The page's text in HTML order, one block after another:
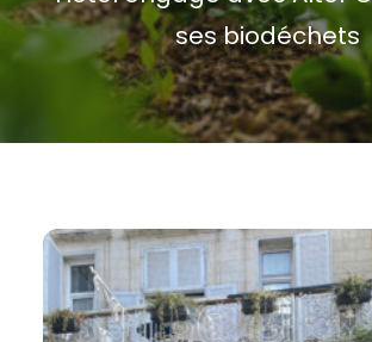
L’aventure
CONTACT
ses biodéchets